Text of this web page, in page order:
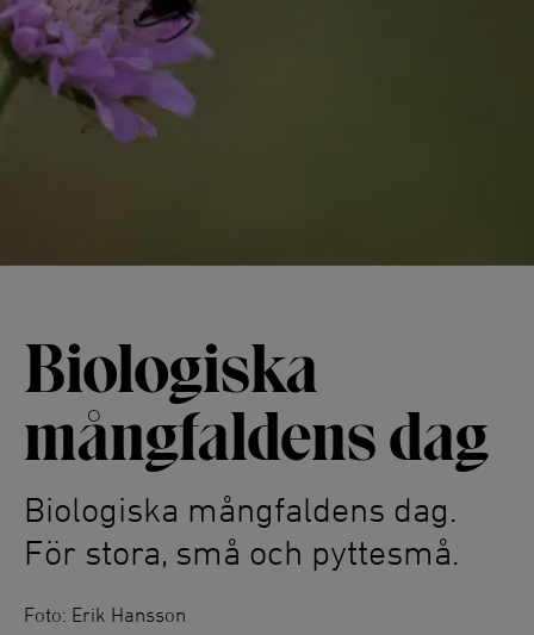
Biologiska
mångfaldens dag
Biologiska mångfaldens dag.
För stora, små och pyttesmå.
Foto: Erik Hansson